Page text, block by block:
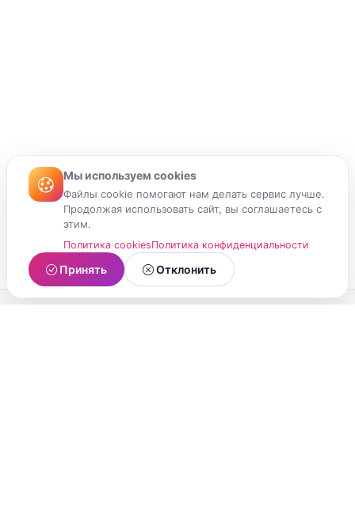
Мы используем cookies
Файлы cookie помогают нам делать сервис лучше.
Продолжая использовать сайт, вы соглашаетесь с
этим.
Политика cookiesПолитика конфиденциальности
Принять Отклонить